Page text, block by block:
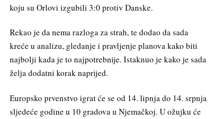
koju su Orlovi izgubili 3:0 protiv Danske.
Rekao je da nema razloga za strah, te dodao da sada
kreće u analizu, gledanje i pravljenje planova kako biti
najbolji kada je to najpotrebnije. Istaknuo je kako je sada
želja dodatni korak naprijed.
Europsko prvenstvo igrat će se od 14. lipnja do 14. srpnja
sljedeće godine u 10 gradova u Njemačkoj. U ožujku će